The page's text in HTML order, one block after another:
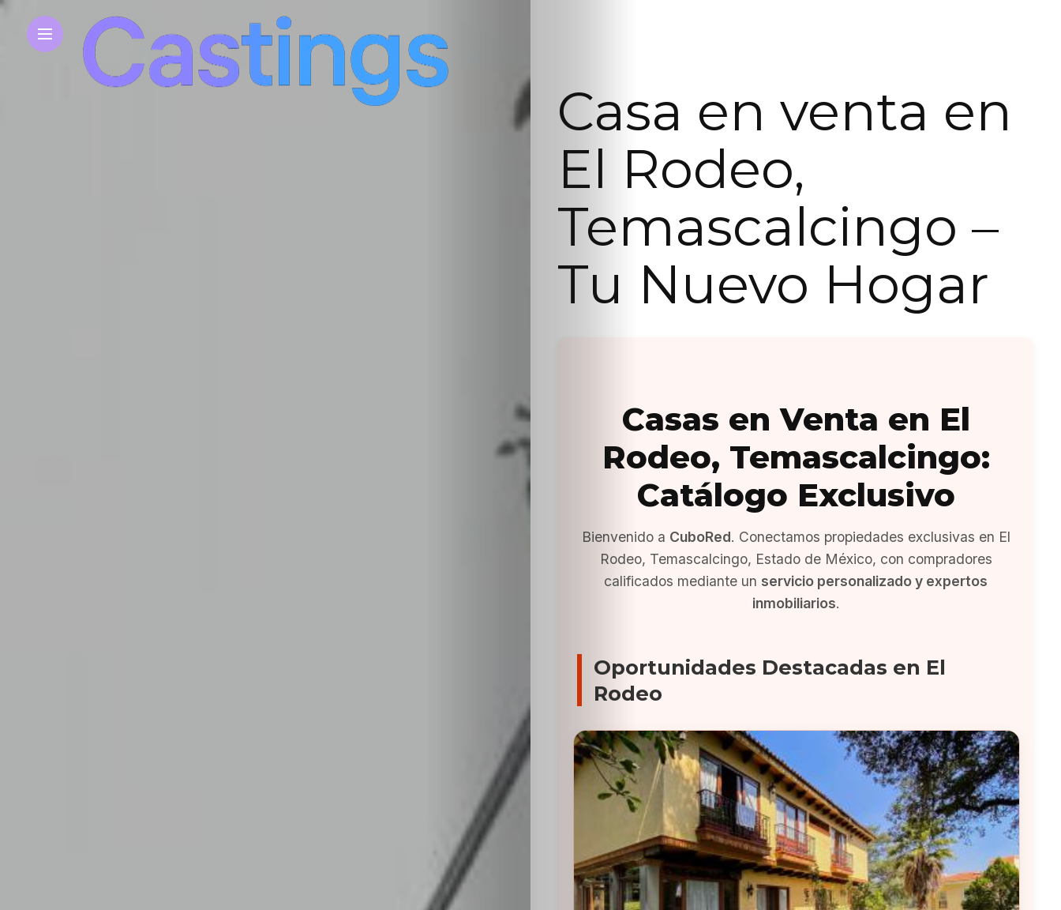
Casa en venta en
El Rodeo,
Temascalcingo –
Tu Nuevo Hogar
Casas en Venta en El
Rodeo, Temascalcingo:
Catálogo Exclusivo
Bienvenido a CuboRed. Conectamos propiedades exclusivas en El
Rodeo, Temascalcingo, Estado de México, con compradores
calificados mediante un servicio personalizado y expertos
inmobiliarios.
Oportunidades Destacadas en El
Rodeo